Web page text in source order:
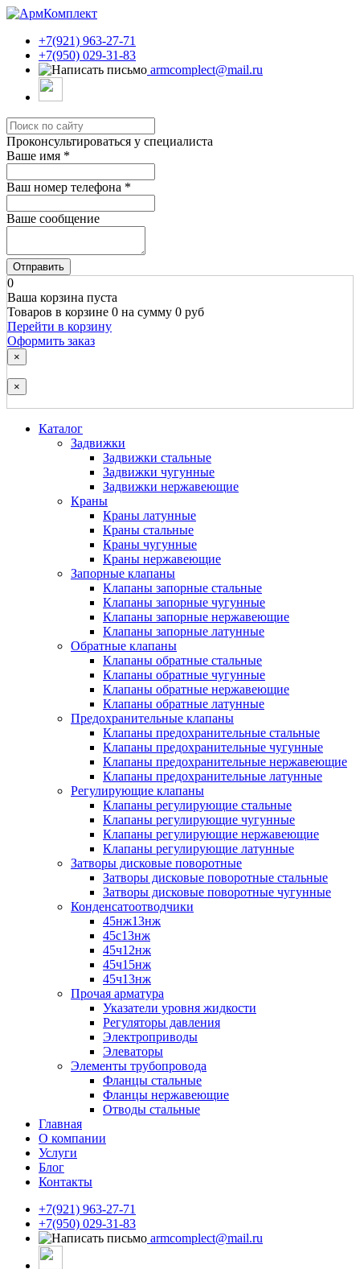
+7(921) 963-27-71
+7(950) 029-31-83
armcomplect@mail.ru
Проконсультироваться у специалиста
Ваше имя *
Ваш номер телефона *
Ваше сообщение
Отправить
0
Ваша корзина пуста
Товаров в корзине 0 на сумму 0 руб
Перейти в корзину
Оформить заказ
×
×
Каталог
Задвижки
Задвижки стальные
Задвижки чугунные
Задвижки нержавеющие
Краны
Краны латунные
Краны стальные
Краны чугунные
Краны нержавеющие
Запорные клапаны
Клапаны запорные стальные
Клапаны запорные чугунные
Клапаны запорные нержавеющие
Клапаны запорные латунные
Обратные клапаны
Клапаны обратные стальные
Клапаны обратные чугунные
Клапаны обратные нержавеющие
Клапаны обратные латунные
Предохранительные клапаны
Клапаны предохранительные стальные
Клапаны предохранительные чугунные
Клапаны предохранительные нержавеющие
Клапаны предохранительные латунные
Регулирующие клапаны
Клапаны регулирующие стальные
Клапаны регулирующие чугунные
Клапаны регулирующие нержавеющие
Клапаны регулирующие латунные
Затворы дисковые поворотные
Затворы дисковые поворотные стальные
Затворы дисковые поворотные чугунные
Конденсатоотводчики
45нж13нж
45с13нж
45ч12нж
45ч15нж
45ч13нж
Прочая арматура
Указатели уровня жидкости
Регуляторы давления
Электроприводы
Элеваторы
Элементы трубопровода
Фланцы стальные
Фланцы нержавеющие
Отводы стальные
Главная
О компании
Услуги
Блог
Контакты
+7(921) 963-27-71
+7(950) 029-31-83
armcomplect@mail.ru